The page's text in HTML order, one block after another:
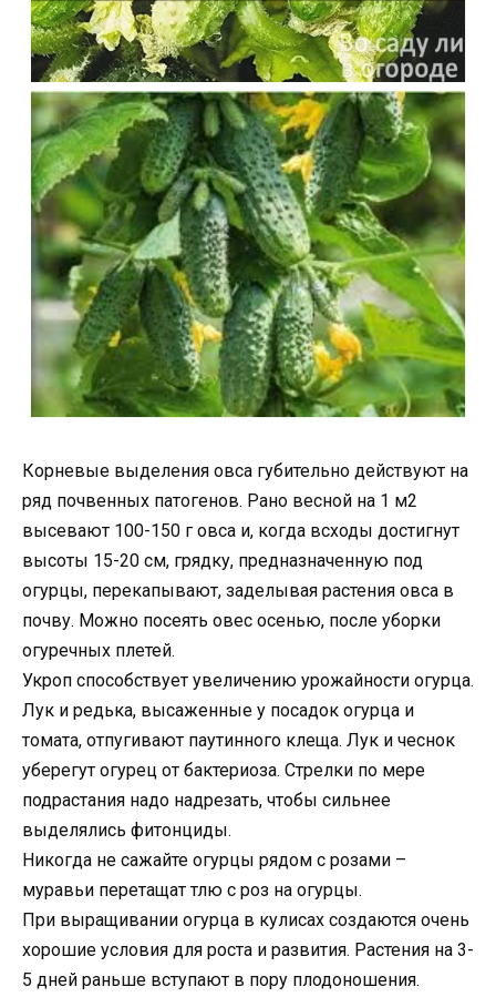
Корневые выделения овса губительно действуют на
ряд почвенных патогенов. Рано весной на 1 м2
высевают 100-150 г овса и, когда всходы достигнут
высоты 15-20 см, грядку, предназначенную под
огурцы, перекапывают, заделывая растения овса в
почву. Можно посеять овес осенью, после уборки
огуречных плетей.
Укроп способствует увеличению урожайности огурца.
Лук и редька, высаженные у посадок огурца и
томата, отпугивают паутинного клеща. Лук и чеснок
уберегут огурец от бактериоза. Стрелки по мере
подрастания надо надрезать, чтобы сильнее
выделялись фитонциды.
Никогда не сажайте огурцы рядом с розами –
муравьи перетащат тлю с роз на огурцы.
При выращивании огурца в кулисах создаются очень
хорошие условия для роста и развития. Растения на 3-
5 дней раньше вступают в пору плодоношения.